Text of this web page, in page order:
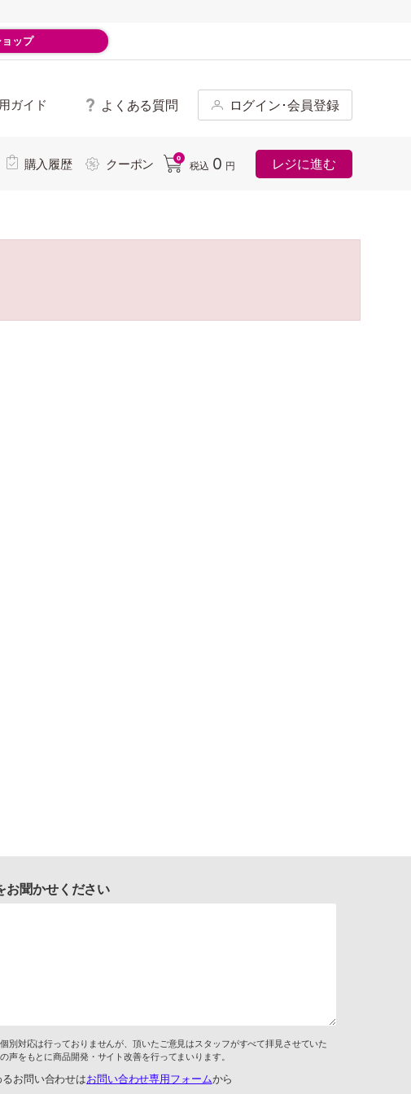
ップ
ガイド よくある質問 ログイン･会員登録
購入履歴 クーポン 0
税込 0 円 レジに進む
お聞かせください
別対応は行っておりませんが、頂いたご意見はスタッフがすべて拝見させていた
声をもとに商品開発・サイト改善を行ってまいります。
お問い合わせはお問い合わせ専用フォームから